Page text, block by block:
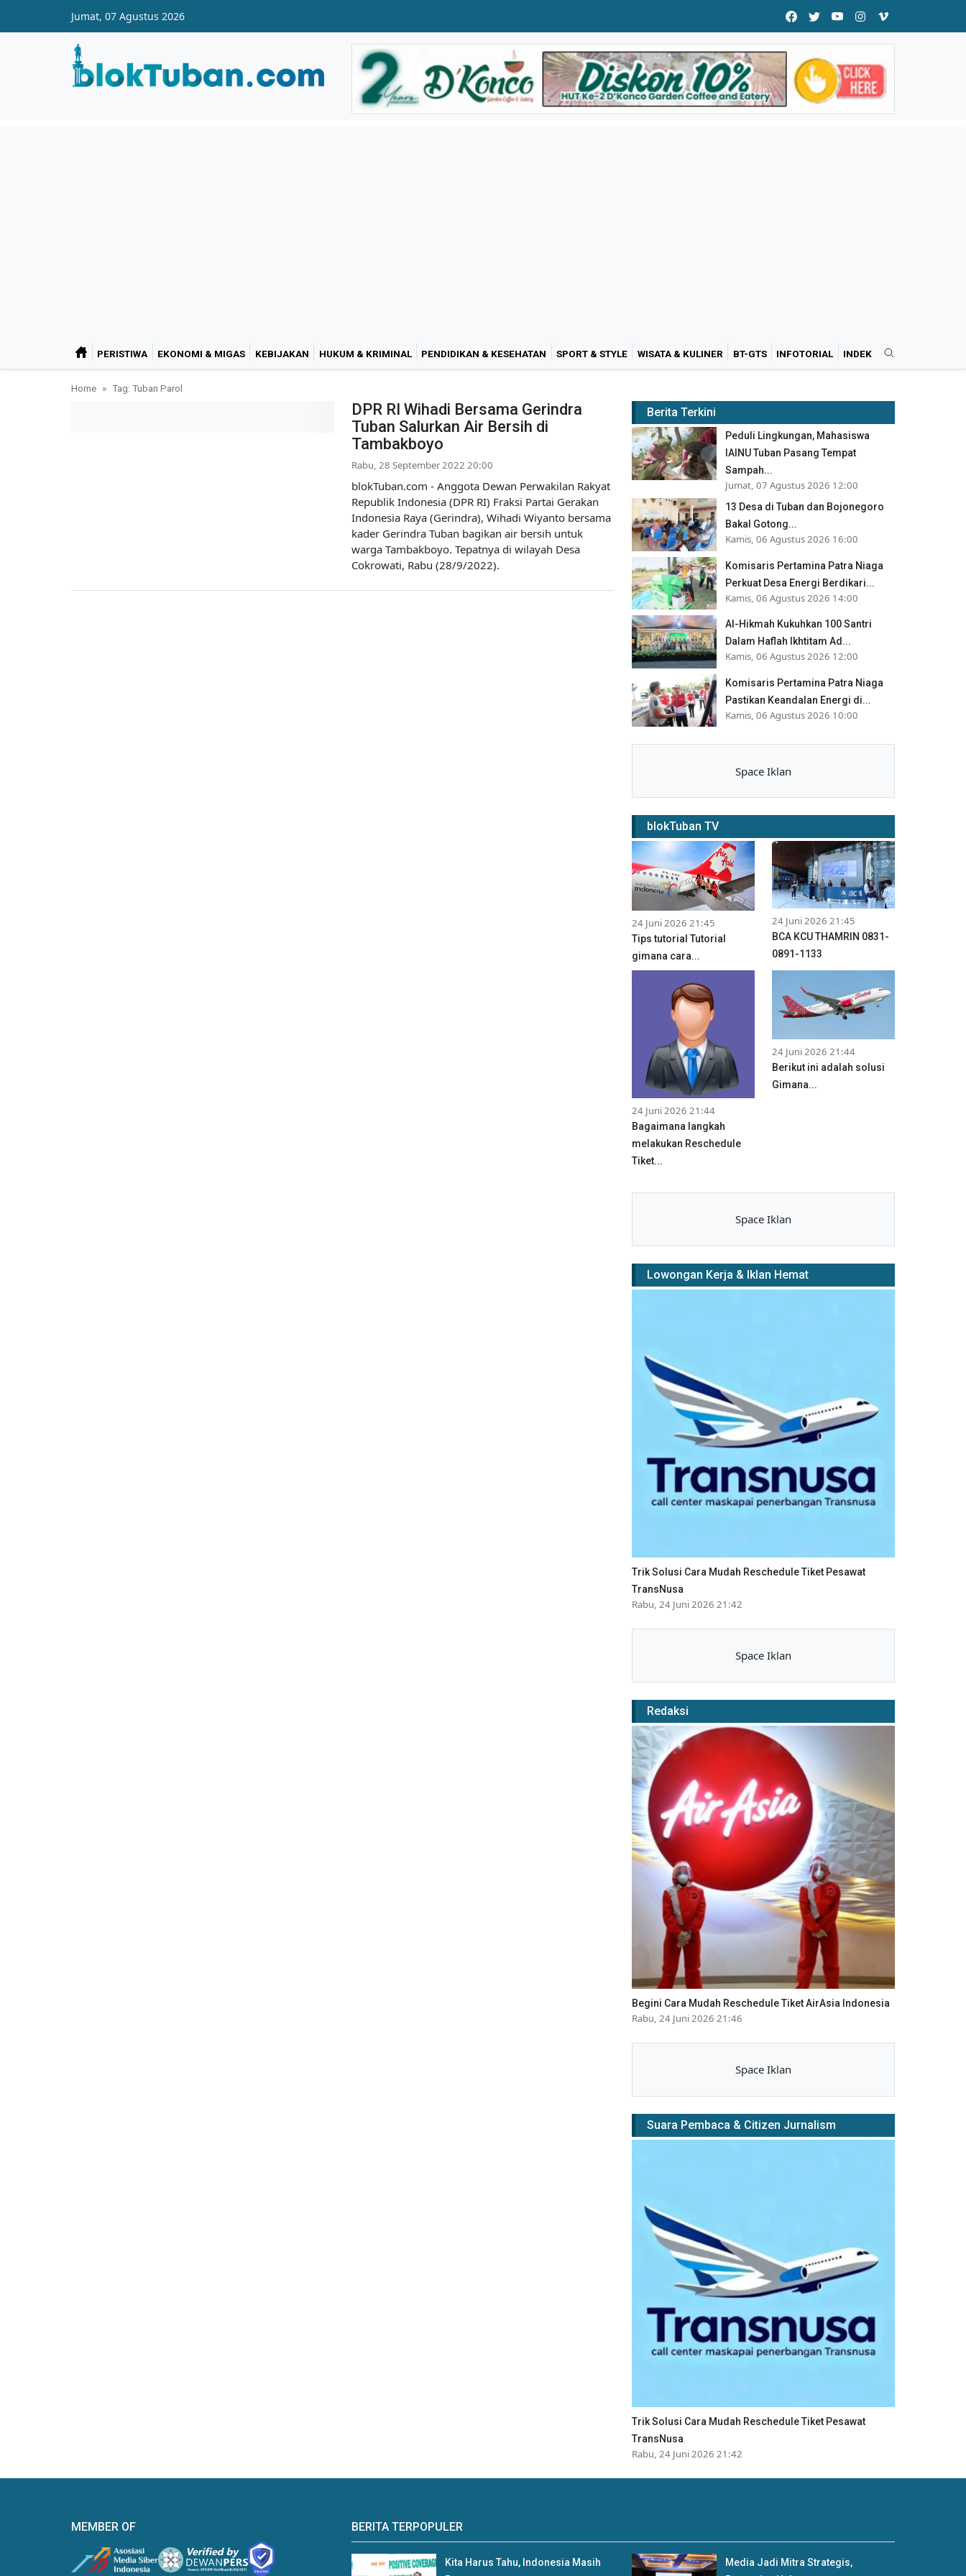
Jumat, 07 Agustus 2026
PERISTIWA EKONOMI & MIGAS KEBIJAKAN HUKUM & KRIMINAL PENDIDIKAN & KESEHATAN SPORT & STYLE WISATA & KULINER BT-GTS INFOTORIAL INDEK
Home Tag: Tuban Parol
DPR RI Wihadi Bersama Gerindra
Tuban Salurkan Air Bersih di
Tambakboyo
Rabu, 28 September 2022 20:00
blokTuban.com - Anggota Dewan Perwakilan Rakyat
Republik Indonesia (DPR RI) Fraksi Partai Gerakan
Indonesia Raya (Gerindra), Wihadi Wiyanto bersama
kader Gerindra Tuban bagikan air bersih untuk
warga Tambakboyo. Tepatnya di wilayah Desa
Cokrowati, Rabu (28/9/2022).
Berita Terkini
Peduli Lingkungan, Mahasiswa
IAINU Tuban Pasang Tempat
Sampah...
Jumat, 07 Agustus 2026 12:00
13 Desa di Tuban dan Bojonegoro
Bakal Gotong...
Kamis, 06 Agustus 2026 16:00
Komisaris Pertamina Patra Niaga
Perkuat Desa Energi Berdikari...
Kamis, 06 Agustus 2026 14:00
Al-Hikmah Kukuhkan 100 Santri
Dalam Haflah Ikhtitam Ad...
Kamis, 06 Agustus 2026 12:00
Komisaris Pertamina Patra Niaga
Pastikan Keandalan Energi di...
Kamis, 06 Agustus 2026 10:00
Space Iklan
blokTuban TV
24 Juni 2026 21:45
Tips tutorial Tutorial
gimana cara...
24 Juni 2026 21:45
BCA KCU THAMRIN 0831-
0891-1133
24 Juni 2026 21:44
Bagaimana langkah
melakukan Reschedule
Tiket...
24 Juni 2026 21:44
Berikut ini adalah solusi
Gimana...
Space Iklan
Lowongan Kerja & Iklan Hemat
Trik Solusi Cara Mudah Reschedule Tiket Pesawat
TransNusa
Rabu, 24 Juni 2026 21:42
Space Iklan
Redaksi
Begini Cara Mudah Reschedule Tiket AirAsia Indonesia
Rabu, 24 Juni 2026 21:46
Space Iklan
Suara Pembaca & Citizen Jurnalism
Trik Solusi Cara Mudah Reschedule Tiket Pesawat
TransNusa
Rabu, 24 Juni 2026 21:42
MEMBER OF BERITA TERPOPULER
Kita Harus Tahu, Indonesia Masih
Media Jadi Mitra Strategis,